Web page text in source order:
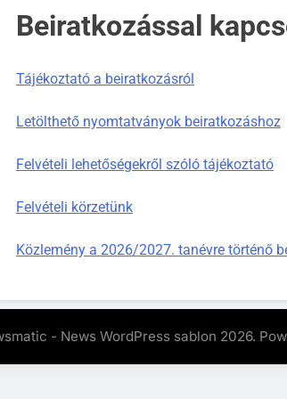
Beiratkozással
Tájékoztató a beiratkozásról
Letölthető nyomtatványok beiratkozáshoz
Felvételi lehetőségekről szóló tájékoztató
Felvételi körzetünk
Közlemény a 2026/2027. tanévre történő
- News WordPress sablon 2026.